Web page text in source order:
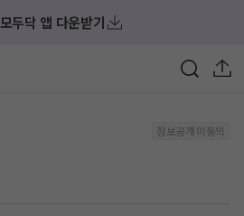
모두닥 앱 다운받기
정보공개 미동의